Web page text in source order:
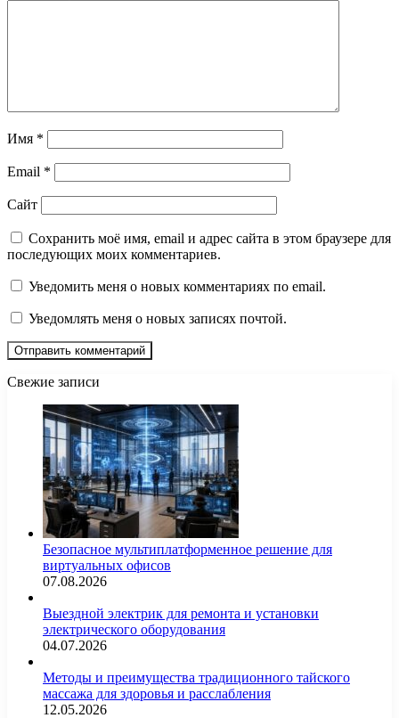
Имя *
Email *
Сайт
Сохранить моё имя, email и адрес сайта в этом браузере для
последующих моих комментариев.
Уведомить меня о новых комментариях по email.
Уведомлять меня о новых записях почтой.
Свежие записи
Безопасное мультиплатформенное решение для
виртуальных офисов
07.08.2026
Выездной электрик для ремонта и установки
электрического оборудования
04.07.2026
Методы и преимущества традиционного тайского
массажа для здоровья и расслабления
12.05.2026